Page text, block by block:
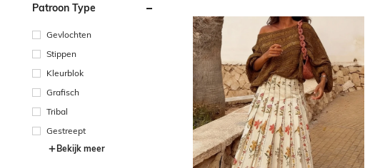
Patroon Type
Gevlochten
Stippen
Kleurblok
Grafisch
Tribal
Gestreept
Bekijk meer